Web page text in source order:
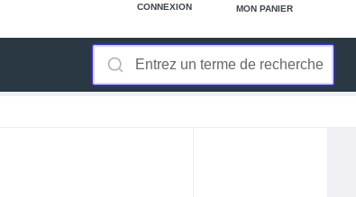
CONNEXION MON PANIER